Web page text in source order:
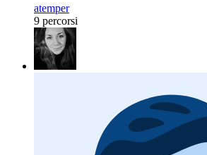
atemper
9 percorsi